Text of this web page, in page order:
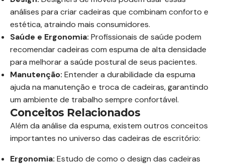
análises para criar cadeiras que combinam conforto e
estética, atraindo mais consumidores.
Saúde e Ergonomia: Profissionais de saúde podem
recomendar cadeiras com espuma de alta densidade
para melhorar a saúde postural de seus pacientes.
Manutenção: Entender a durabilidade da espuma
ajuda na manutenção e troca de cadeiras, garantindo
um ambiente de trabalho sempre confortável.
Conceitos Relacionados
Além da análise da espuma, existem outros conceitos
importantes no universo das cadeiras de escritório:
Ergonomia: Estudo de como o design das cadeiras